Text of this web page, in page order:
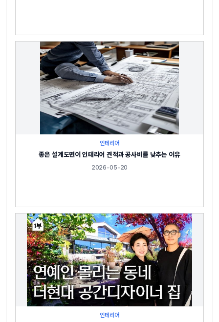
인테리어
좋은 설계도면이 인테리어 견적과 공사비를 낮추는 이유
2026-05-20
인테리어